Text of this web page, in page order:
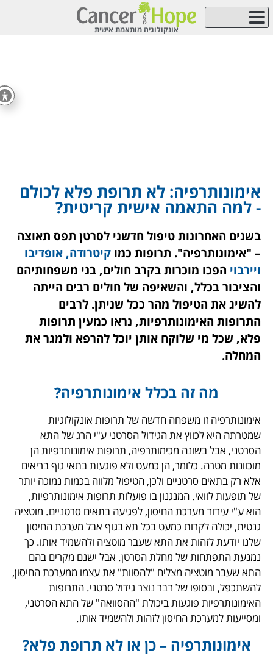
אונקולוגיה מותאמת אישית
אימונותרפיה: לא תרופת פלא לכולם
- למה התאמה אישית קריטית?
בשנים האחרונות טיפול חדשני לסרטן תפס תאוצה
– "אימונותרפיה". תרופות כמו קיטרודה, אופדיבו
ויירבוי הפכו מוכרות בקרב חולים, בני משפחותיהם
והציבור בכלל, והשאיפה של חולים רבים הייתה
להשיג את הטיפול מהר ככל שניתן. לרבים
התרופות האימונותרפיות, נראו כמעין תרופות
פלא, שכל מי שלוקח אותן יוכל להרפא ולמגר את
המחלה.
מה זה בכלל אימונותרפיה?
אימונותרפיה זו משפחה חדשה של תרופות אונקולוגיות
שמטרתה היא לכווץ את הגידול הסרטני ע"י הרג של התא
הסרטני, אבל בשונה מכימותרפיה, תרופות אימונותרפיות הן
מוכוונות מטרה. כלומר, הן כמעט ולא פוגעות בתאי גוף בריאים
אלא רק בתאים סרטניים ולכן, הטיפול מלווה בכמות נמוכה יותר
של תופעות לוואי. המנגנון בו פועלות תרופות אימונותרפיות,
הוא ע"י עידוד מערכת החיסון, לפגיעה בתאים סרטניים. מוטציה
גנטית, יכולה לקרות כמעט בכל תא בגוף אבל מערכת החיסון
שלנו יודעת לזהות את התא שעבר מוטציה ולהשמיד אותו. כך
נמנעת התפתחות של מחלת הסרטן. אבל ישנם מקרים בהם
התא שעבר מוטציה מצליח "להסוות" את עצמו ממערכת החיסון,
להשתכפל, ובסופו של דבר נוצר גידול סרטני. התרופות
האימונותרפיות פוגעות ביכולת "ההסוואה" של התא הסרטני,
ומסייעות למערכת החיסון לזהות ולהשמיד אותו.
אימונותרפיה – כן או לא תרופת פלא?